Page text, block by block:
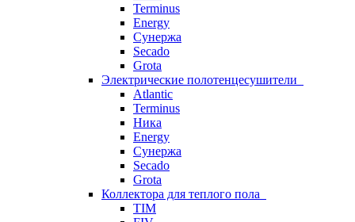
Terminus
Energy
Сунержа
Secado
Grota
Электрические полотенцесушители
Atlantic
Terminus
Ника
Energy
Сунержа
Secado
Grota
Коллектора для теплого пола
TIM